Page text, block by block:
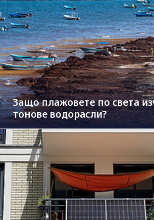
Защо плажовете по света
тонове водорасли?